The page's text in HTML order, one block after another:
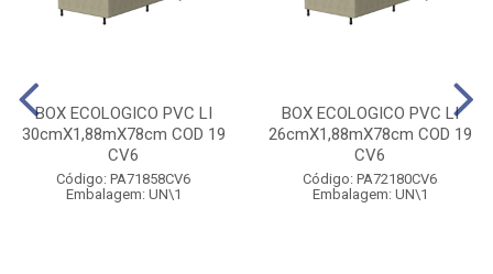
BOX ECOLOGICO PVC LI
30cmX1,88mX78cm COD 19
CV6
Código: PA71858CV6
Embalagem: UN\1
BOX ECOLOGICO PVC LI
26cmX1,88mX78cm COD 19
CV6
Código: PA72180CV6
Embalagem: UN\1